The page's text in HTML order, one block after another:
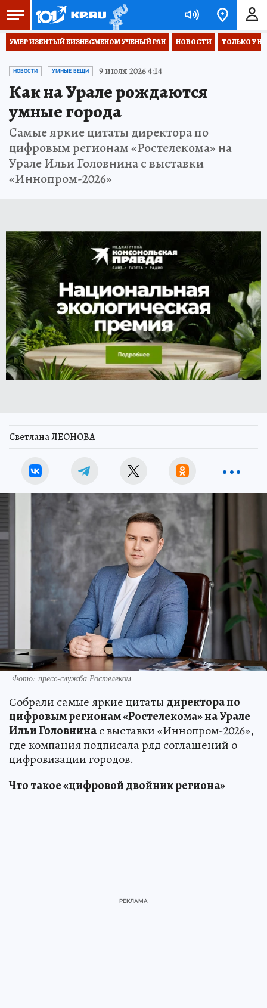
УМЕР ИЗБИТЫЙ БИЗНЕСМЕНОМ УЧЕНЫЙ РАН НОВОСТИ ТОЛЬКО У
НОВОСТИ УМНЫЕ ВЕЩИ 9 июля 2026 4:14
Как на Урале рождаются
умные города
Самые яркие цитаты директора по
цифровым регионам «Ростелекома» на
Урале Ильи Головнина с выставки
«Иннопром-2026»
Светлана ЛЕОНОВА
Фото: пресс-служба Ростелеком
Собрали самые яркие цитаты директора по
цифровым регионам «Ростелекома» на Урале
Ильи Головнинас выставки «Иннопром-2026»,
где компания подписала ряд соглашений о
цифровизации городов.
Что такое «цифровой двойник региона»